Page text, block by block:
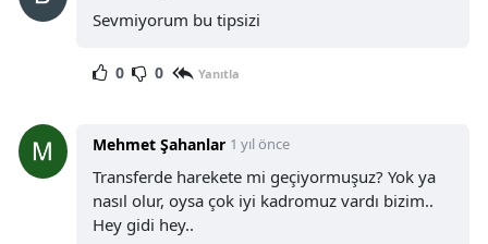
Sevmiyorum bu tipsizi
0 0 Yanıtla
Mehmet Şahanlar 1 yıl önce
Transferde harekete mi geçiyormuşuz? Yok ya
nasıl olur, oysa çok iyi kadromuz vardı bizim..
Hey gidi hey..